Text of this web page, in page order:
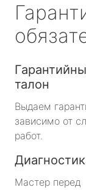
талон
Выдаем
зависимо от
работ.
Мастер перед